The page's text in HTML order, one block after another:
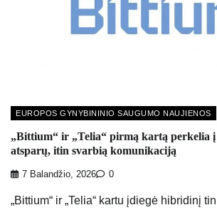
EUROPOS GYNYBININIO SAUGUMO NAUJIENOS
„Bittium“ ir „Telia“ pirmą kartą perkelia
atsparų, itin svarbią komunikaciją
7 Balandžio, 2026 0
„Bittium“ ir „Telia“ kartu įdiegė hibridinį